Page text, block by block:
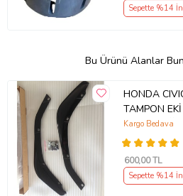
Sepette %14
Bu Ürünü Alanlar
HONDA
TAMPON
TAKIM SAĞ
FİYAT OEM
Kargo Bedava
600,00 TL
Sepette %14